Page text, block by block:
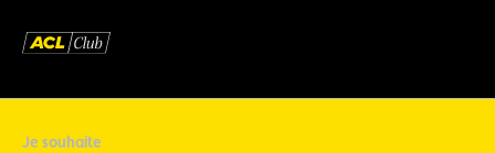
Je souhaite